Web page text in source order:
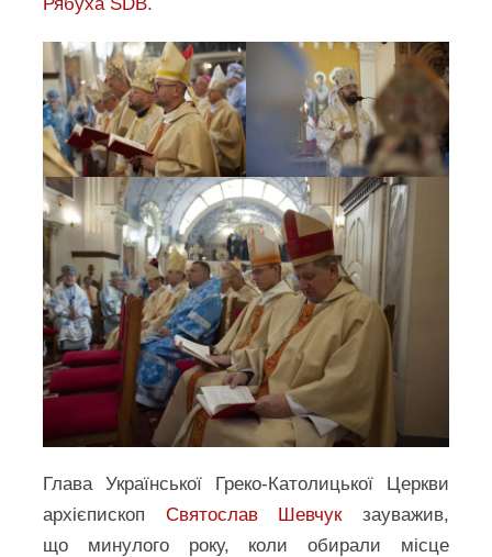
Глава Української Греко-Католицької Церкви
архієпископ Святослав Шевчукзауважив,
що минулого року, коли обирали місце